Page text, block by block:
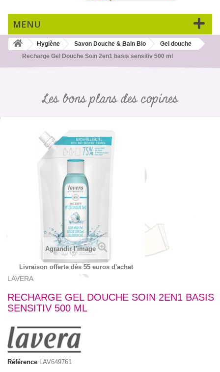
MENU
Hygiène Savon Douche & Bain Bio
Gel douche
Recharge Gel Douche Soin 2en1 basis sensitiv 500 ml
Les bons plans des copines
Agrandir l'image
Livraison offerte dès 55 euros d'achat
LAVERA
RECHARGE GEL DOUCHE SOIN 2EN1 BASIS
SENSITIV 500 ML
Référence LAV649761